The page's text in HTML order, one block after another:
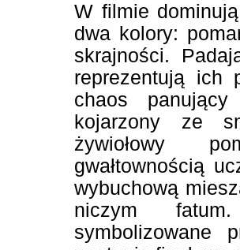
W filmie
dwa kolory:
skrajności.
reprezentują ich
chaos
kojarzony ze
żywiołowy
gwałtownością
wybuchową
niczym